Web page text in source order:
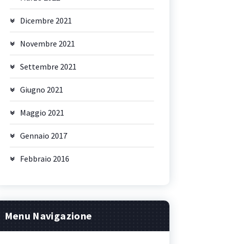
Dicembre 2021
Novembre 2021
Settembre 2021
Giugno 2021
Maggio 2021
Gennaio 2017
Febbraio 2016
Menu Navigazione